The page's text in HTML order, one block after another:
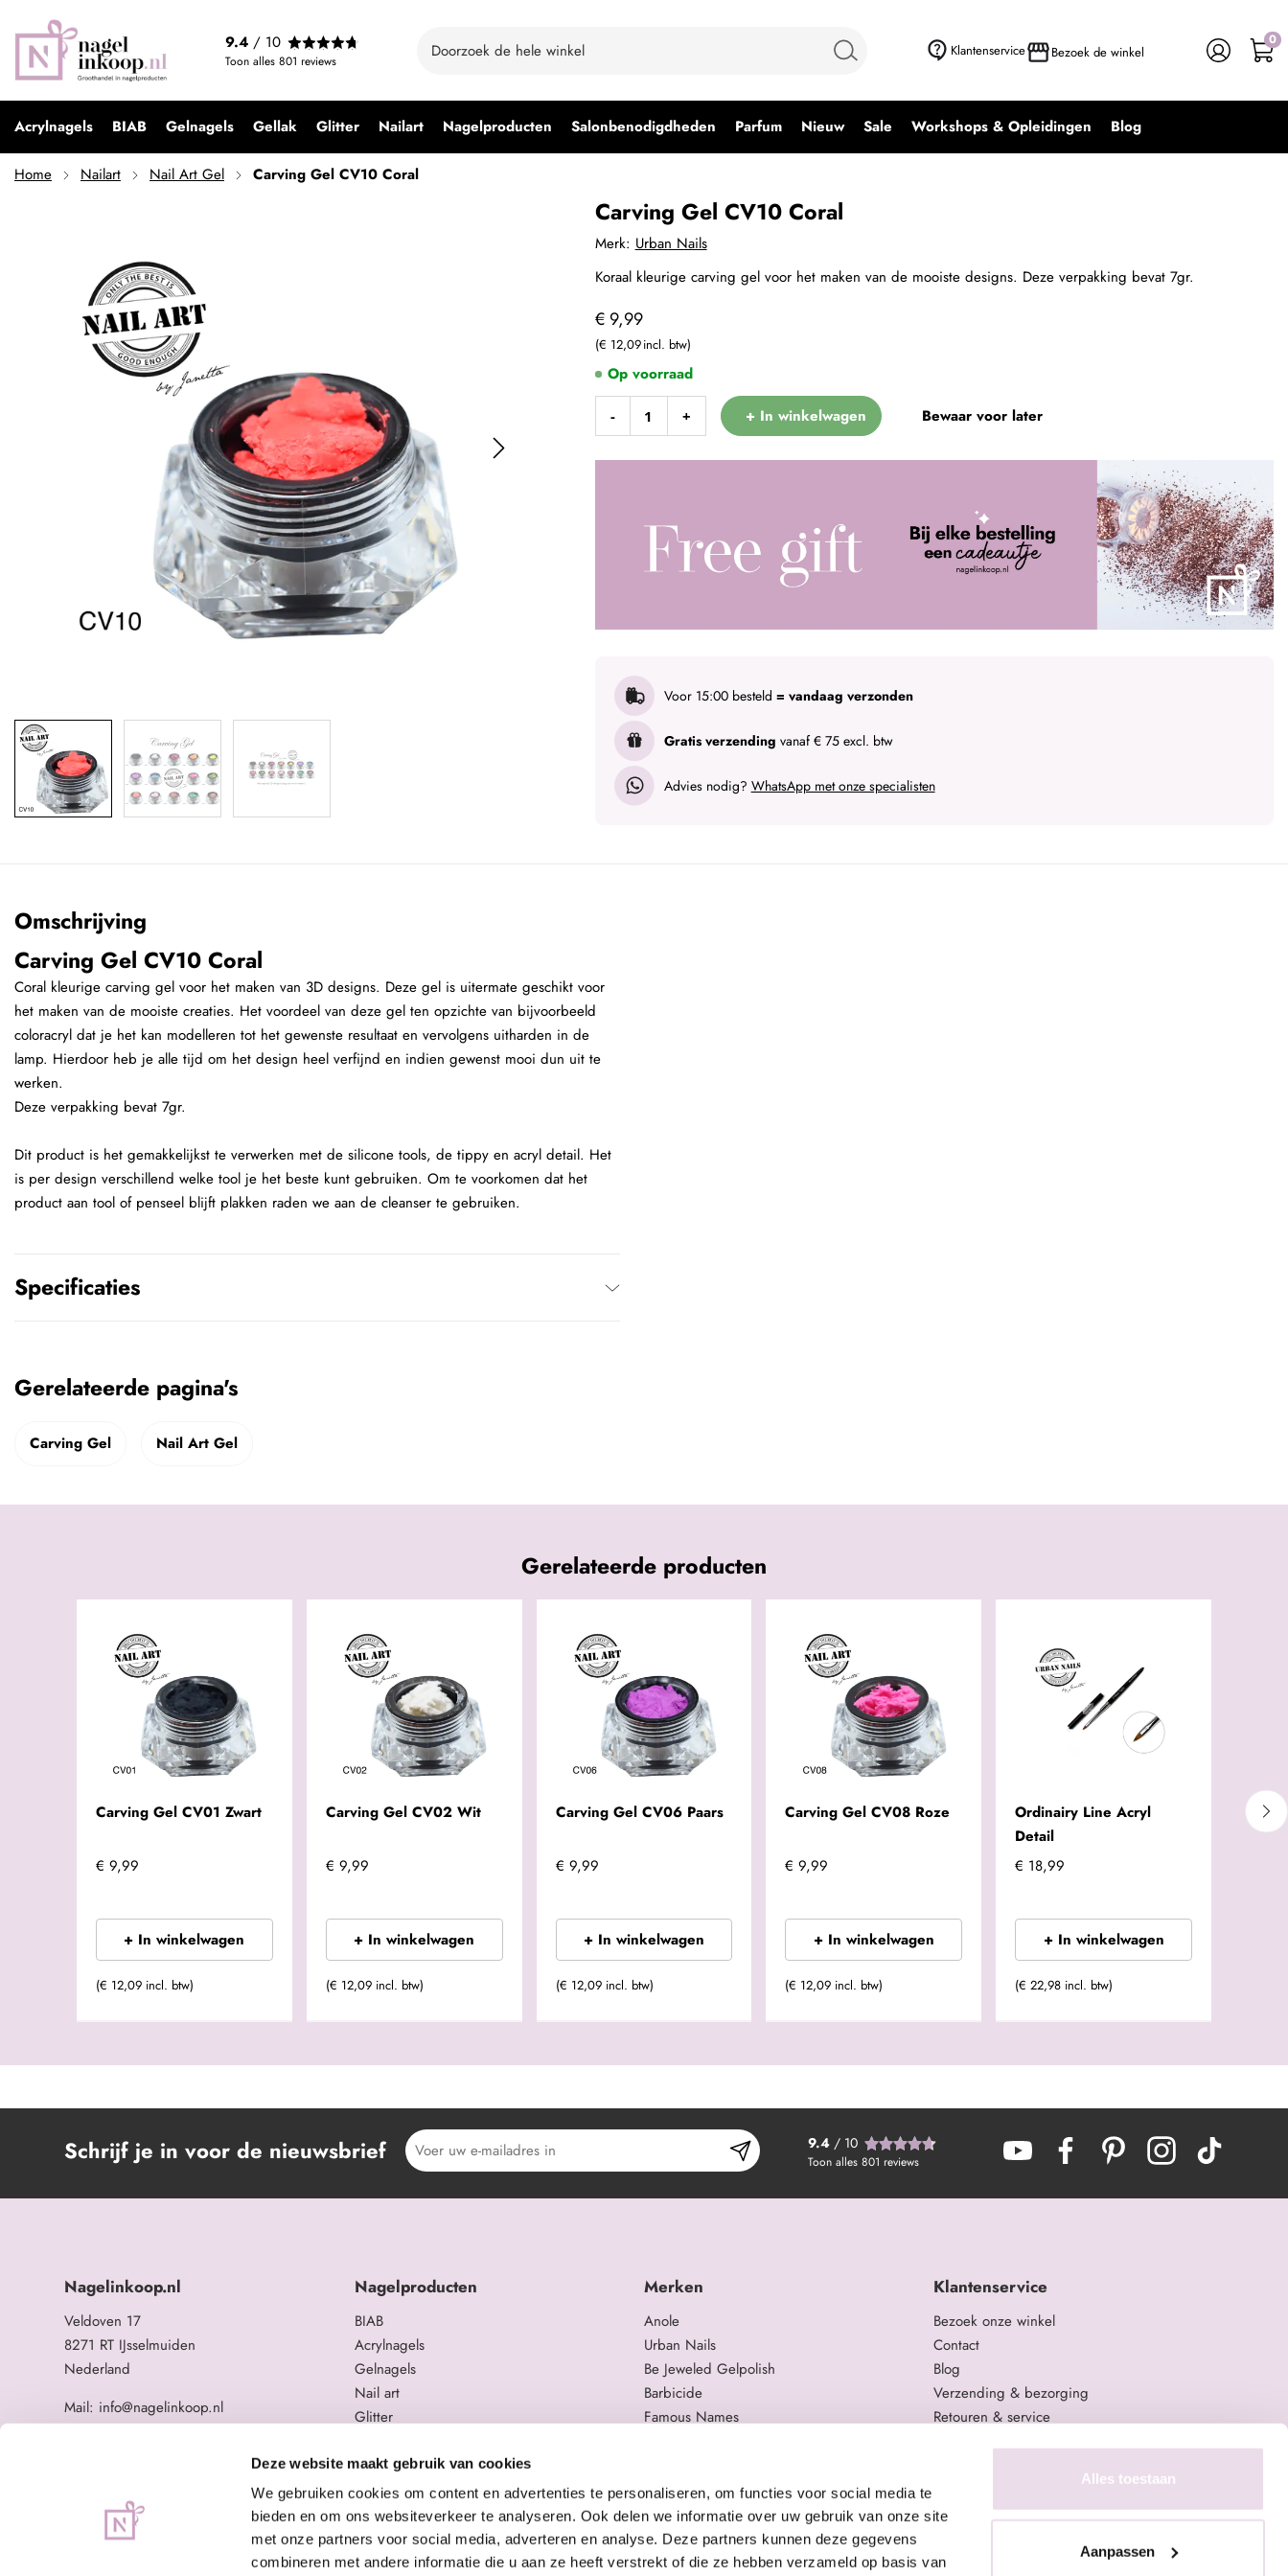
Deze website maakt gebruik van cookies
We gebruiken cookies om content en advertenties te personaliseren, om functies voor social media te
bieden en om ons websiteverkeer te analyseren. Ook delen we informatie over uw gebruik van onze site
met onze partners voor social media, adverteren en analyse. Deze partners kunnen deze gegevens
combineren met andere informatie die u aan ze heeft verstrekt of die ze hebben verzameld op basis van
Alles toestaan
Aanpassen
Klantenservice Bezoek de winkel
9.4 / 10
Toon alles 801 reviews
0
Acrylnagels BIAB Gelnagels Gellak Glitter Nailart Nagelproducten Salonbenodigdheden Parfum Nieuw Sale Workshops & Opleidingen Blog
Home Nailart Nail Art Gel Carving Gel CV10 Coral
Carving Gel CV10 Coral
€ 9,99
€ 12,09
€ 9,99
+ In winkelwagen
- + + In winkelwagen Bewaar voor later
Merk: Urban Nails
Voor 15:00 besteld = vandaag verzonden
Gratis verzending vanaf € 75 excl. btw
Advies nodig? WhatsApp met onze specialisten
Op voorraad
Koraal kleurige carving gel voor het maken van de mooiste designs. Deze verpakking bevat 7gr.
Omschrijving
Carving Gel CV10 Coral
Coral kleurige carving gel voor het maken van 3D designs. Deze gel is uitermate geschikt voor
het maken van de mooiste creaties. Het voordeel van deze gel ten opzichte van bijvoorbeeld
coloracryl dat je het kan modelleren tot het gewenste resultaat en vervolgens uitharden in de
lamp. Hierdoor heb je alle tijd om het design heel verfijnd en indien gewenst mooi dun uit te
werken.
Deze verpakking bevat 7gr.
Dit product is het gemakkelijkst te verwerken met de silicone tools, de tippy en acryl detail. Het
is per design verschillend welke tool je het beste kunt gebruiken. Om te voorkomen dat het
product aan tool of penseel blijft plakken raden we aan de cleanser te gebruiken.
Specificaties
Gerelateerde pagina's
Carving Gel Nail Art Gel
Gerelateerde producten
Carving Gel CV01 Zwart
€ 9,99
+ In winkelwagen
(€ 12,09 incl. btw)
Carving Gel CV02 Wit
€ 9,99
+ In winkelwagen
(€ 12,09 incl. btw)
Carving Gel CV06 Paars
€ 9,99
+ In winkelwagen
(€ 12,09 incl. btw)
Carving Gel CV08 Roze
€ 9,99
+ In winkelwagen
(€ 12,09 incl. btw)
Ordinairy Line Acryl
Detail
€ 18,99
+ In winkelwagen
(€ 22,98 incl. btw)
Schrijf je in voor de nieuwsbrief 9.4/ 10
Toon alles 801 reviews
Nagelinkoop.nl
Veldoven 17
8271 RT IJsselmuiden
Nederland
Mail: info@nagelinkoop.nl
BTW nummer: NL863104678B01
Nagelproducten
BIAB
Acrylnagels
Gelnagels
Nail art
Glitter
Overige nagelproducten
Merken
Anole
Urban Nails
Be Jeweled Gelpolish
Barbicide
Famous Names
Staleks Pro
Klantenservice
Bezoek onze winkel
Contact
Blog
Verzending & bezorging
Retouren & service